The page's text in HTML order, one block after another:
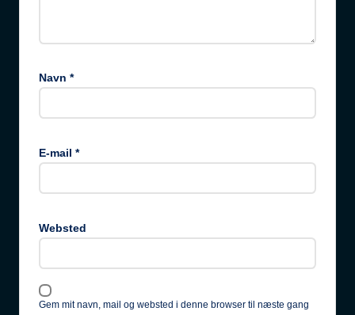
Navn *
E-mail *
Websted
Gem mit navn, mail og websted i denne browser til næste gang